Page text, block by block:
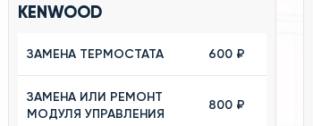
KENWOOD
ЗАМЕНА ТЕРМОСТАТА 600 ₽
ЗАМЕНА ИЛИ РЕМОНТ
МОДУЛЯ УПРАВЛЕНИЯ
800 ₽